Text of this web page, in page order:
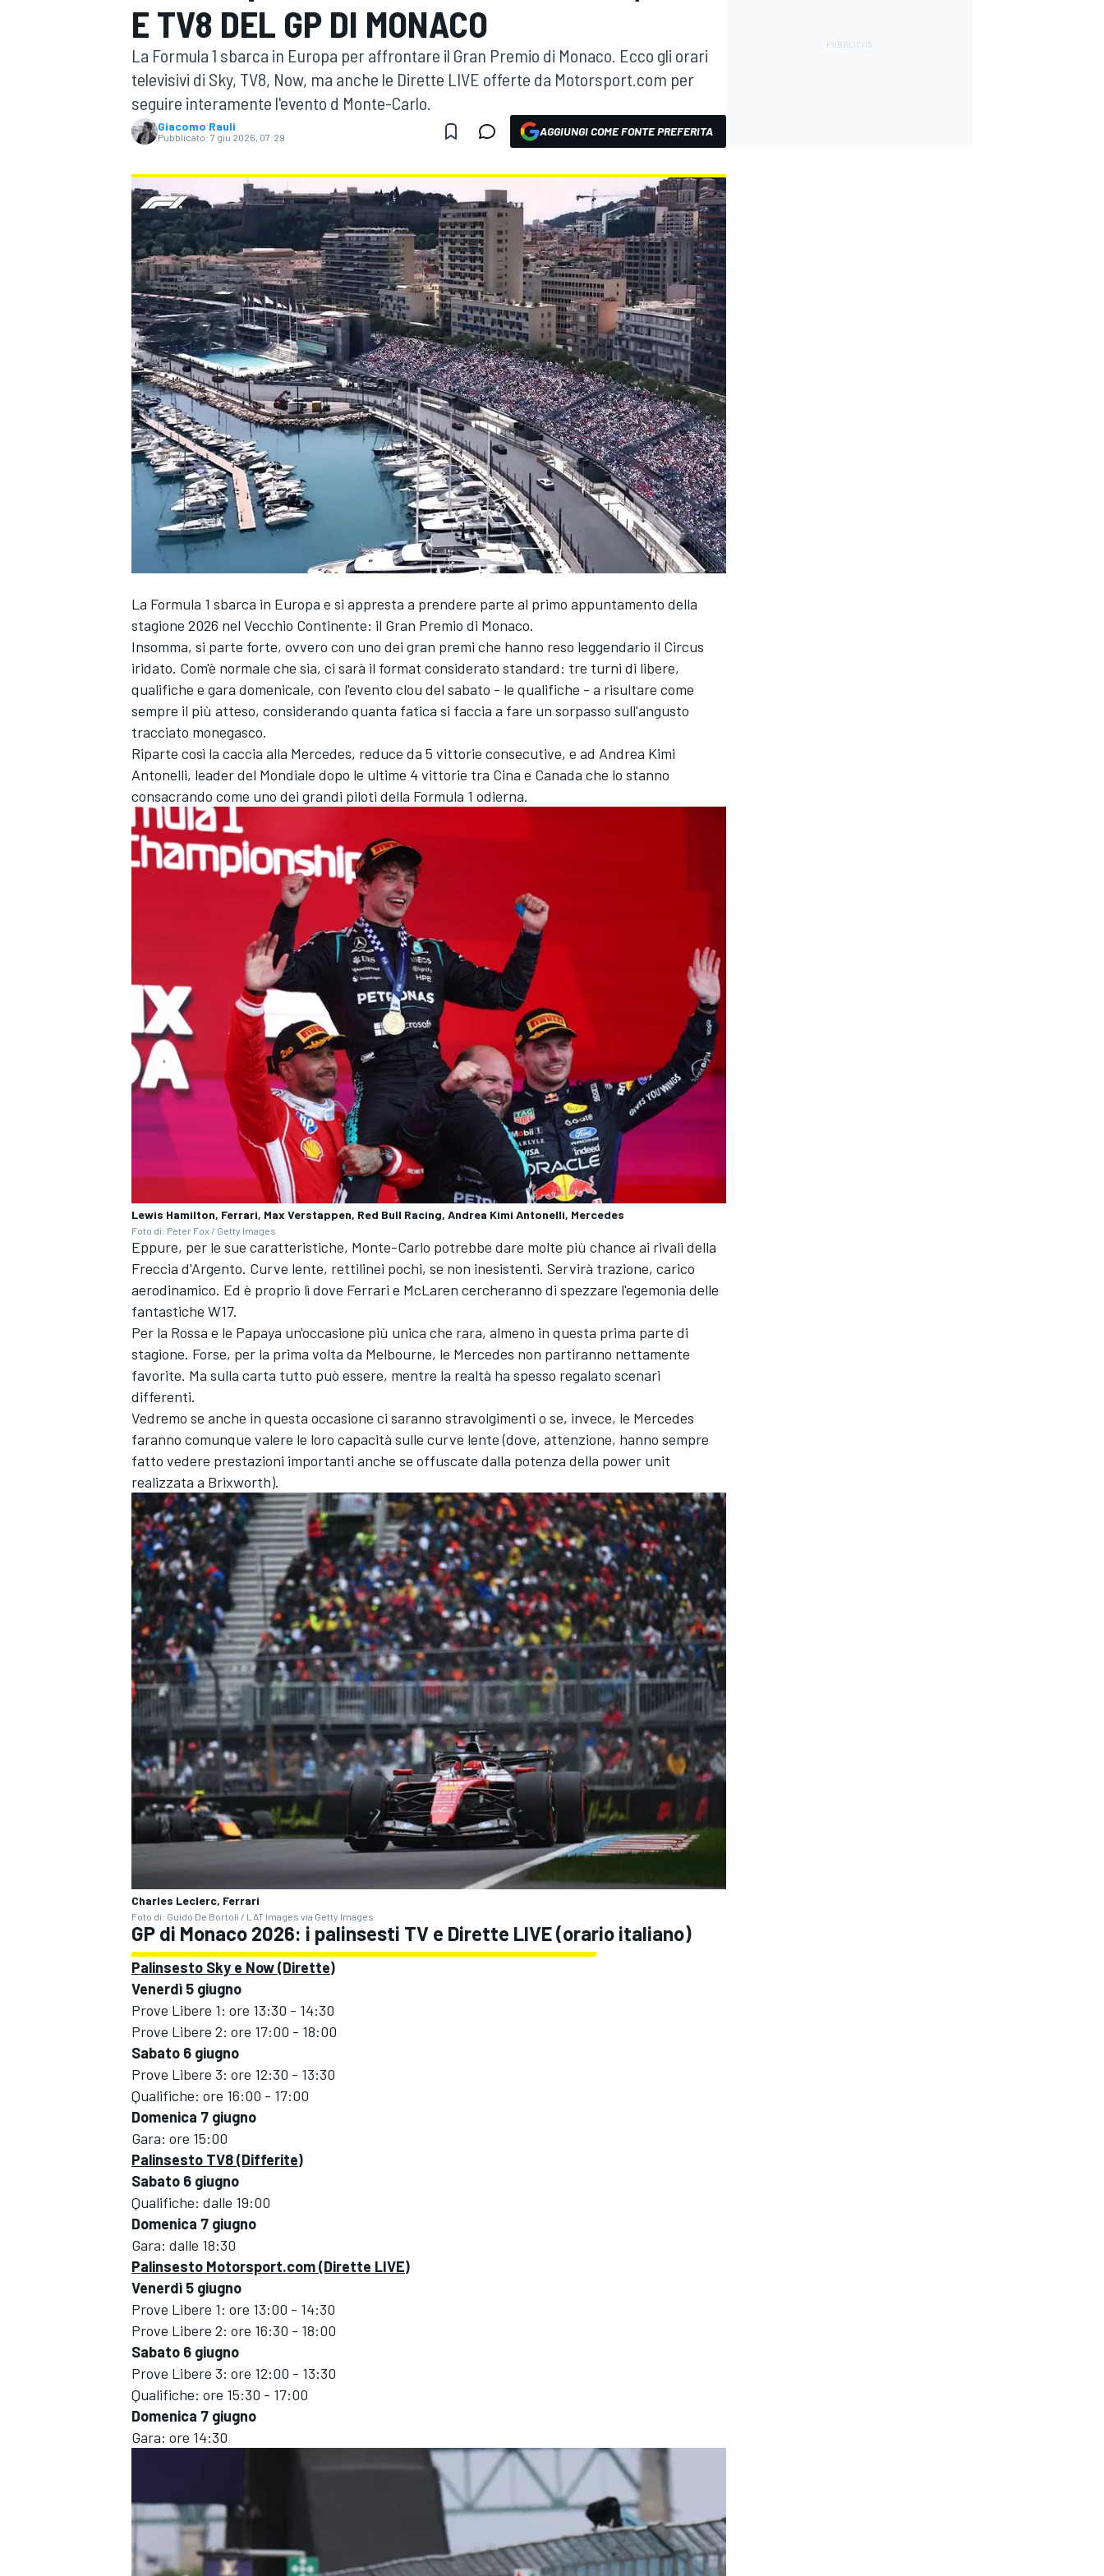
MOTOGP WEC
WRC
MONOPOSTO
ENDURANCE/GT
MONOMARCA
RALLY
E TV8 DEL GP DI MONACO
La Formula 1 sbarca in Europa per affrontare il Gran Premio di Monaco. Ecco gli orari
televisivi di Sky, TV8, Now, ma anche le Dirette LIVE offerte da Motorsport.com per
seguire interamente l'evento d Monte-Carlo.
Giacomo Rauli
Pubblicato: 7 giu 2026, 07:29 AGGIUNGI COME FONTE PREFERITA
La Formula 1 sbarca in Europa e si appresta a prendere parte al primo appuntamento della
stagione 2026 nel Vecchio Continente: il Gran Premio di Monaco.
Insomma, si parte forte, ovvero con uno dei gran premi che hanno reso leggendario il Circus
iridato. Com'è normale che sia, ci sarà il format considerato standard: tre turni di libere,
qualifiche e gara domenicale, con l'evento clou del sabato - le qualifiche - a risultare come
sempre il più atteso, considerando quanta fatica si faccia a fare un sorpasso sull'angusto
tracciato monegasco.
Riparte così la caccia alla Mercedes, reduce da 5 vittorie consecutive, e ad Andrea Kimi
Antonelli, leader del Mondiale dopo le ultime 4 vittorie tra Cina e Canada che lo stanno
consacrando come uno dei grandi piloti della Formula 1 odierna.
Lewis Hamilton, Ferrari, Max Verstappen, Red Bull Racing, Andrea Kimi Antonelli, Mercedes
Foto di: Peter Fox / Getty Images
Eppure, per le sue caratteristiche, Monte-Carlo potrebbe dare molte più chance ai rivali della
Freccia d'Argento. Curve lente, rettilinei pochi, se non inesistenti. Servirà trazione, carico
aerodinamico. Ed è proprio lì dove Ferrari e McLaren cercheranno di spezzare l'egemonia delle
fantastiche W17.
Per la Rossa e le Papaya un'occasione più unica che rara, almeno in questa prima parte di
stagione. Forse, per la prima volta da Melbourne, le Mercedes non partiranno nettamente
favorite. Ma sulla carta tutto può essere, mentre la realtà ha spesso regalato scenari
differenti.
Vedremo se anche in questa occasione ci saranno stravolgimenti o se, invece, le Mercedes
faranno comunque valere le loro capacità sulle curve lente (dove, attenzione, hanno sempre
fatto vedere prestazioni importanti anche se offuscate dalla potenza della power unit
realizzata a Brixworth).
Charles Leclerc, Ferrari
Foto di: Guido De Bortoli / LAT Images via Getty Images
GP di Monaco 2026: i palinsesti TV e Dirette LIVE (orario italiano)
Palinsesto Sky e Now (Dirette)
Venerdì 5 giugno
Prove Libere 1: ore 13:30 - 14:30
Prove Libere 2: ore 17:00 - 18:00
Sabato 6 giugno
Prove Libere 3: ore 12:30 - 13:30
Qualifiche: ore 16:00 - 17:00
Domenica 7 giugno
Gara: ore 15:00
Palinsesto TV8 (Differite)
Sabato 6 giugno
Qualifiche: dalle 19:00
Domenica 7 giugno
Gara: dalle 18:30
Palinsesto Motorsport.com (Dirette LIVE)
Venerdì 5 giugno
Prove Libere 1: ore 13:00 - 14:30
Prove Libere 2: ore 16:30 - 18:00
Sabato 6 giugno
Prove Libere 3: ore 12:00 - 13:30
Qualifiche: ore 15:30 - 17:00
Domenica 7 giugno
Gara: ore 14:30